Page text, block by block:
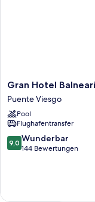
Gran
Hotel
Balneario
De
Puente
Viesgo
Puente
Gran Hotel
Puente Viesgo
Pool
Flughafentransfer
9.0
von
9,0 Wunderbar
144 Bewertungen